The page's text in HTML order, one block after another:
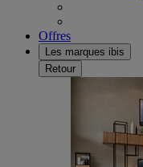
Offres
Les marques ibis
Retour